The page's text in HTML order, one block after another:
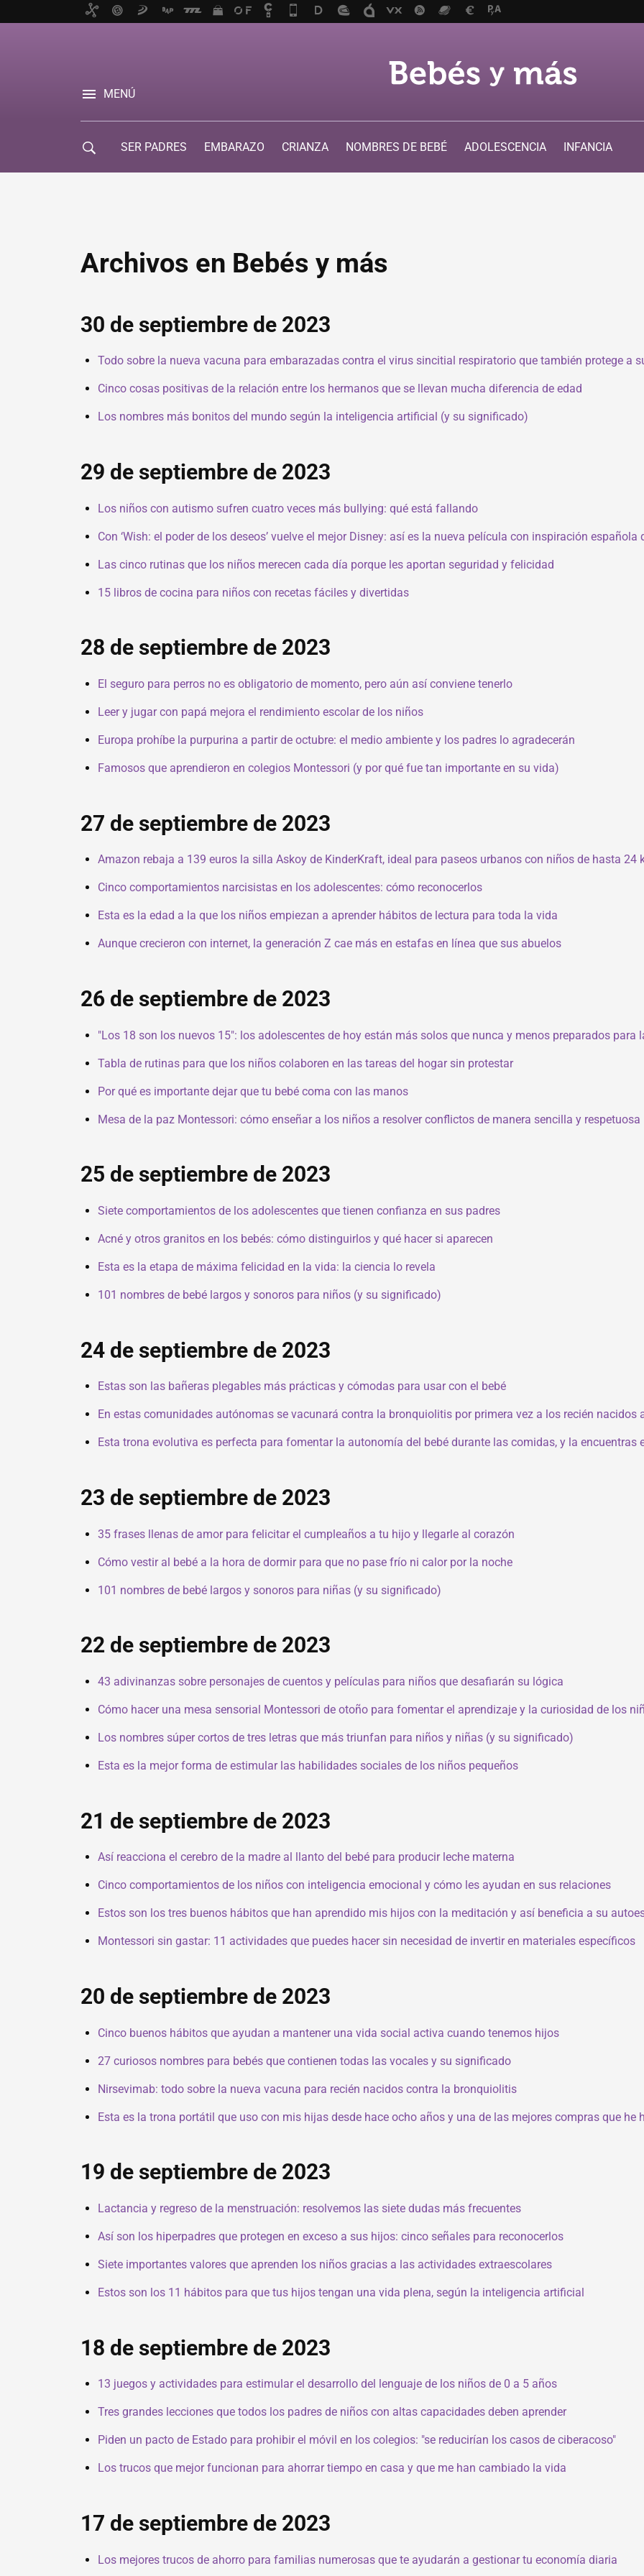
MENÚ
SER PADRES EMBARAZO CRIANZA NOMBRES DE BEBÉ ADOLESCENCIA
INFANCIA
Archivos en Bebés y más
30 de septiembre de 2023
Todo sobre la nueva vacuna para embarazadas contra el virus sincitial respiratorio que también protege a
Cinco cosas positivas de la relación entre los hermanos que se llevan mucha diferencia de edad
Los nombres más bonitos del mundo según la inteligencia artificial (y su significado)
29 de septiembre de 2023
Los niños con autismo sufren cuatro veces más bullying: qué está fallando
Con ‘Wish: el poder de los deseos’ vuelve el mejor Disney: así es la nueva película con inspiración española
Las cinco rutinas que los niños merecen cada día porque les aportan seguridad y felicidad
15 libros de cocina para niños con recetas fáciles y divertidas
28 de septiembre de 2023
El seguro para perros no es obligatorio de momento, pero aún así conviene tenerlo
Leer y jugar con papá mejora el rendimiento escolar de los niños
Europa prohíbe la purpurina a partir de octubre: el medio ambiente y los padres lo agradecerán
Famosos que aprendieron en colegios Montessori (y por qué fue tan importante en su vida)
27 de septiembre de 2023
Amazon rebaja a 139 euros la silla Askoy de KinderKraft, ideal para paseos urbanos con niños de hasta 24
Cinco comportamientos narcisistas en los adolescentes: cómo reconocerlos
Esta es la edad a la que los niños empiezan a aprender hábitos de lectura para toda la vida
Aunque crecieron con internet, la generación Z cae más en estafas en línea que sus abuelos
26 de septiembre de 2023
"Los 18 son los nuevos 15": los adolescentes de hoy están más solos que nunca y menos preparados para
Tabla de rutinas para que los niños colaboren en las tareas del hogar sin protestar
Por qué es importante dejar que tu bebé coma con las manos
Mesa de la paz Montessori: cómo enseñar a los niños a resolver conflictos de manera sencilla y respetuosa
25 de septiembre de 2023
Siete comportamientos de los adolescentes que tienen confianza en sus padres
Acné y otros granitos en los bebés: cómo distinguirlos y qué hacer si aparecen
Esta es la etapa de máxima felicidad en la vida: la ciencia lo revela
101 nombres de bebé largos y sonoros para niños (y su significado)
24 de septiembre de 2023
Estas son las bañeras plegables más prácticas y cómodas para usar con el bebé
En estas comunidades autónomas se vacunará contra la bronquiolitis por primera vez a los recién nacidos
Esta trona evolutiva es perfecta para fomentar la autonomía del bebé durante las comidas, y la encuentras
23 de septiembre de 2023
35 frases llenas de amor para felicitar el cumpleaños a tu hijo y llegarle al corazón
Cómo vestir al bebé a la hora de dormir para que no pase frío ni calor por la noche
101 nombres de bebé largos y sonoros para niñas (y su significado)
22 de septiembre de 2023
43 adivinanzas sobre personajes de cuentos y películas para niños que desafiarán su lógica
Cómo hacer una mesa sensorial Montessori de otoño para fomentar el aprendizaje y la curiosidad de los
Los nombres súper cortos de tres letras que más triunfan para niños y niñas (y su significado)
Esta es la mejor forma de estimular las habilidades sociales de los niños pequeños
21 de septiembre de 2023
Así reacciona el cerebro de la madre al llanto del bebé para producir leche materna
Cinco comportamientos de los niños con inteligencia emocional y cómo les ayudan en sus relaciones
Estos son los tres buenos hábitos que han aprendido mis hijos con la meditación y así beneficia a su
Montessori sin gastar: 11 actividades que puedes hacer sin necesidad de invertir en materiales específicos
20 de septiembre de 2023
Cinco buenos hábitos que ayudan a mantener una vida social activa cuando tenemos hijos
27 curiosos nombres para bebés que contienen todas las vocales y su significado
Nirsevimab: todo sobre la nueva vacuna para recién nacidos contra la bronquiolitis
Esta es la trona portátil que uso con mis hijas desde hace ocho años y una de las mejores compras que he
19 de septiembre de 2023
Lactancia y regreso de la menstruación: resolvemos las siete dudas más frecuentes
Así son los hiperpadres que protegen en exceso a sus hijos: cinco señales para reconocerlos
Siete importantes valores que aprenden los niños gracias a las actividades extraescolares
Estos son los 11 hábitos para que tus hijos tengan una vida plena, según la inteligencia artificial
18 de septiembre de 2023
13 juegos y actividades para estimular el desarrollo del lenguaje de los niños de 0 a 5 años
Tres grandes lecciones que todos los padres de niños con altas capacidades deben aprender
Piden un pacto de Estado para prohibir el móvil en los colegios: "se reducirían los casos de ciberacoso"
Los trucos que mejor funcionan para ahorrar tiempo en casa y que me han cambiado la vida
17 de septiembre de 2023
Los mejores trucos de ahorro para familias numerosas que te ayudarán a gestionar tu economía diaria